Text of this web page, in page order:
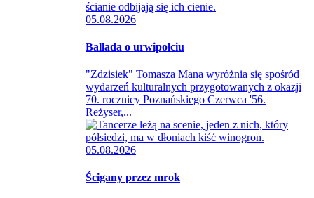
05.08.2026
Ballada o urwipołciu
"Zdzisiek" Tomasza Mana wyróżnia się spośród
wydarzeń kulturalnych przygotowanych z okazji
70. rocznicy Poznańskiego Czerwca '56.
Reżyser,...
05.08.2026
Ścigany przez mrok